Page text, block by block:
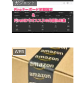
ガジェット
WEB